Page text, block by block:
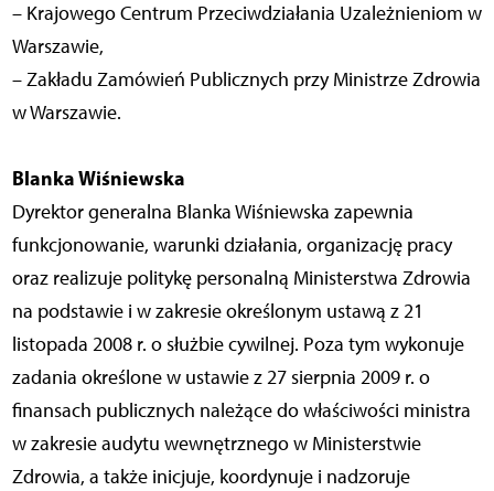
– Krajowego Centrum Przeciwdziałania Uzależnieniom w
Warszawie,
– Zakładu Zamówień Publicznych przy Ministrze Zdrowia
w Warszawie.
Blanka Wiśniewska
Dyrektor generalna Blanka Wiśniewska zapewnia
funkcjonowanie, warunki działania, organizację pracy
oraz realizuje politykę personalną Ministerstwa Zdrowia
na podstawie i w zakresie określonym ustawą z 21
listopada 2008 r. o służbie cywilnej. Poza tym wykonuje
zadania określone w ustawie z 27 sierpnia 2009 r. o
finansach publicznych należące do właściwości ministra
w zakresie audytu wewnętrznego w Ministerstwie
Zdrowia, a także inicjuje, koordynuje i nadzoruje